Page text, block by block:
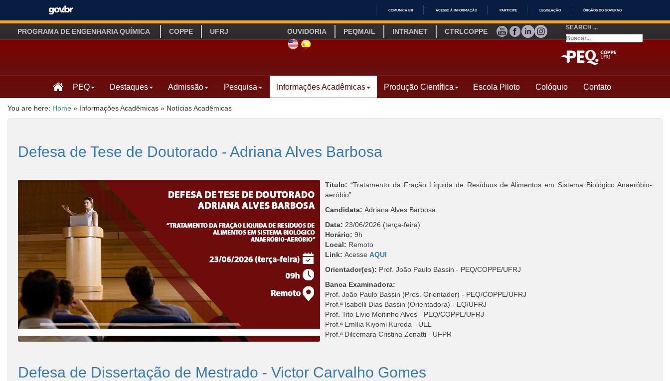
IR
O
COMUNICA BR ACESSO À INFORMAÇÃO PARTICIPE LEGISLAÇÃO ÓRGÃOS DO GOVERNO
PROGRAMA DE ENGENHARIA QUÍMICA COPPE UFRJ OUVIDORIA PEQMAIL INTRANET CTRLCOPPE YOUTUBE
FACEBOOK
LINKEDIN
INSTAGRAM
SITE INGLÊS
LINK SITE ESPANHOL
SEARCH ...
PEQ Destaques Admissão Pesquisa Informações Acadêmicas Produção Científica Escola Piloto Colóquio Contato
You are here: Home » Informações Acadêmicas » Notícias Acadêmicas
Defesa de Tese de Doutorado - Adriana Alves Barbosa
Título: “Tratamento da Fração Líquida de Resíduos de Alimentos em Sistema Biológico Anaeróbio-
aeróbio”
Candidata: Adriana Alves Barbosa
Data: 23/06/2026 (terça-feira)
Horário: 9h
Local: Remoto
Link: Acesse AQUI
Orientador(es): Prof. João Paulo Bassin - PEQ/COPPE/UFRJ
Banca Examinadora:
Prof. João Paulo Bassin (Pres. Orientador) - PEQ/COPPE/UFRJ
Prof.ª Isabelli Dias Bassin (Orientadora) - EQ/UFRJ
Prof. Tito Livio Moitinho Alves - PEQ/COPPE/UFRJ
Prof.ª Emília Kiyomi Kuroda - UEL
Prof.ª Dilcemara Cristina Zenatti - UFPR
Defesa de Dissertação de Mestrado - Victor Carvalho Gomes